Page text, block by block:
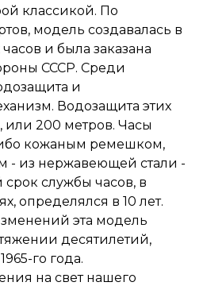
классикой. По
модель создавалась в
и была заказана
СССР. Среди
и
Водозащита этих
или 200 метров. Часы
кожаным ремешком,
- из нержавеющей стали -
службы часов, в
определялся в 10 лет.
эта модель
десятилетий,
го года.
на свет нашего